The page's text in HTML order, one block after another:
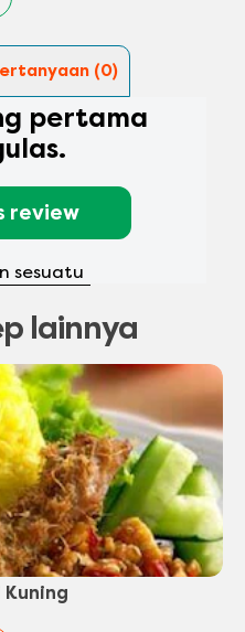
(0)
pertama
review
sesuatu
lainnya
Kuning